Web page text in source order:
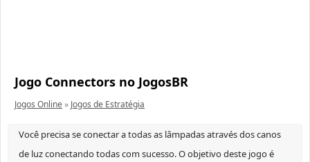
Jogo Connectors no JogosBR
Jogos Online» Jogos de Estratégia
Você precisa se conectar a todas as lâmpadas através dos canos
de luz conectando todas com sucesso. O objetivo deste jogo é